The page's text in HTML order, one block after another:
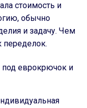
стоимость и
обычно
и задачу. Чем
еврокрючок и